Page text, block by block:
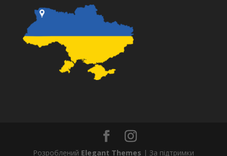
Розроблений Elegant Themes | За підтримки